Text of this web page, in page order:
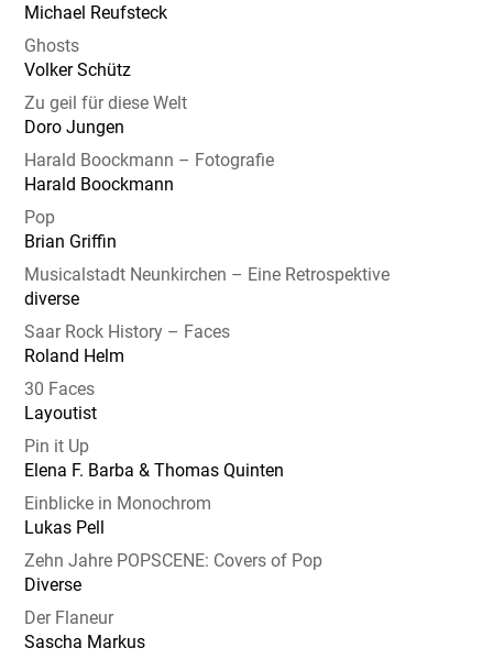
Michael Reufsteck
Ghosts
Volker Schütz
Zu geil für diese Welt
Doro Jungen
Harald Boockmann – Fotografie
Harald Boockmann
Pop
Brian Griffin
Musicalstadt Neunkirchen – Eine Retrospektive
diverse
Saar Rock History – Faces
Roland Helm
30 Faces
Layoutist
Pin it Up
Elena F. Barba & Thomas Quinten
Einblicke in Monochrom
Lukas Pell
Zehn Jahre POPSCENE: Covers of Pop
Diverse
Der Flaneur
Sascha Markus